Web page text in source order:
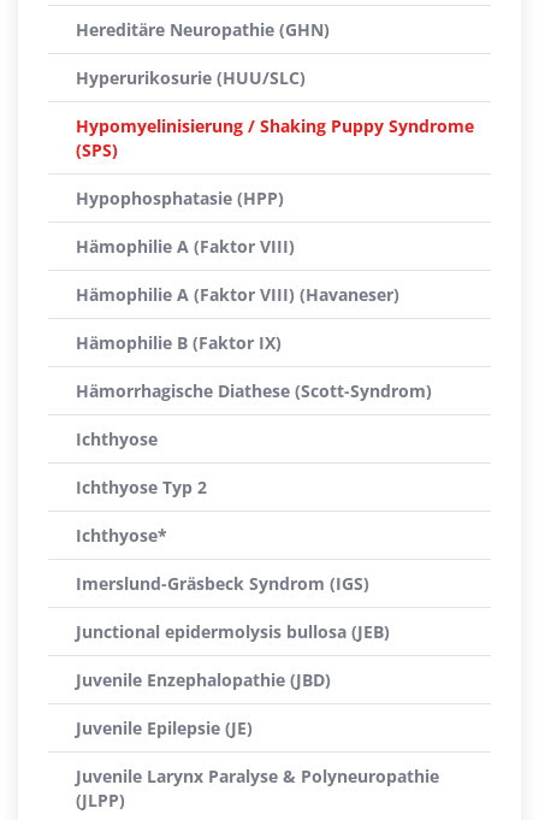
Hereditäre Neuropathie (GHN)
Hyperurikosurie (HUU/SLC)
Hypomyelinisierung / Shaking Puppy Syndrome
(SPS)
Hypophosphatasie (HPP)
Hämophilie A (Faktor VIII)
Hämophilie A (Faktor VIII) (Havaneser)
Hämophilie B (Faktor IX)
Hämorrhagische Diathese (Scott-Syndrom)
Ichthyose
Ichthyose Typ 2
Ichthyose*
Imerslund-Gräsbeck Syndrom (IGS)
Junctional epidermolysis bullosa (JEB)
Juvenile Enzephalopathie (JBD)
Juvenile Epilepsie (JE)
Juvenile Larynx Paralyse & Polyneuropathie
(JLPP)